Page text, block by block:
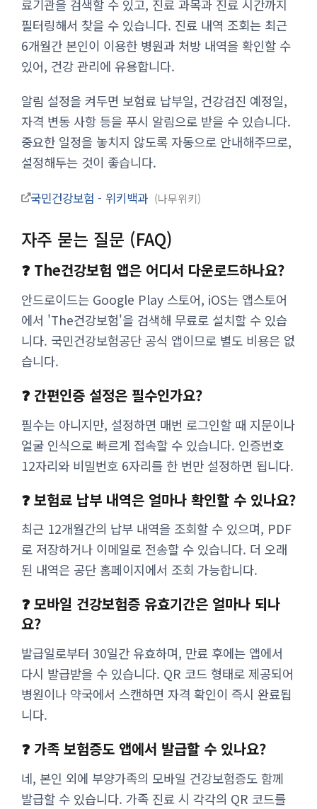
료기관을 검색할 수 있고, 진료 과목과 진료 시간까지
필터링해서 찾을 수 있습니다. 진료 내역 조회는 최근
6개월간 본인이 이용한 병원과 처방 내역을 확인할 수
있어, 건강 관리에 유용합니다.
알림 설정을 켜두면 보험료 납부일, 건강검진 예정일,
자격 변동 사항 등을 푸시 알림으로 받을 수 있습니다.
중요한 일정을 놓치지 않도록 자동으로 안내해주므로,
설정해두는 것이 좋습니다.
국민건강보험 - 위키백과 나무위키
자주 묻는 질문 (FAQ)
❓ The건강보험 앱은 어디서 다운로드하나요?
안드로이드는 Google Play 스토어, iOS는 앱스토어
에서 'The건강보험'을 검색해 무료로 설치할 수 있습
니다. 국민건강보험공단 공식 앱이므로 별도 비용은 없
습니다.
❓ 간편인증 설정은 필수인가요?
필수는 아니지만, 설정하면 매번 로그인할 때 지문이나
얼굴 인식으로 빠르게 접속할 수 있습니다. 인증번호
12자리와 비밀번호 6자리를 한 번만 설정하면 됩니다.
❓ 보험료 납부 내역은 얼마나 확인할 수 있나요?
최근 12개월간의 납부 내역을 조회할 수 있으며, PDF
로 저장하거나 이메일로 전송할 수 있습니다. 더 오래
된 내역은 공단 홈페이지에서 조회 가능합니다.
❓ 모바일 건강보험증 유효기간은 얼마나 되나
요?
발급일로부터 30일간 유효하며, 만료 후에는 앱에서
다시 발급받을 수 있습니다. QR 코드 형태로 제공되어
병원이나 약국에서 스캔하면 자격 확인이 즉시 완료됩
니다.
❓ 가족 보험증도 앱에서 발급할 수 있나요?
네, 본인 외에 부양가족의 모바일 건강보험증도 함께
발급할 수 있습니다. 가족 진료 시 각각의 QR 코드를